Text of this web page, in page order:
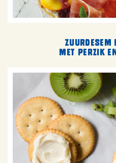
met perzik